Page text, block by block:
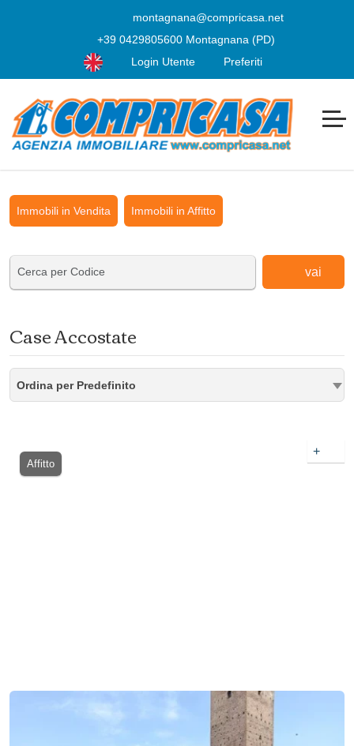
montagnana@compricasa.net
+39 0429805600 Montagnana (PD)
Login Utente
Preferiti
Immobili in Vendita Immobili in Affitto
vai
Case Accostate
Ordina per Predefinito
Affitto
+